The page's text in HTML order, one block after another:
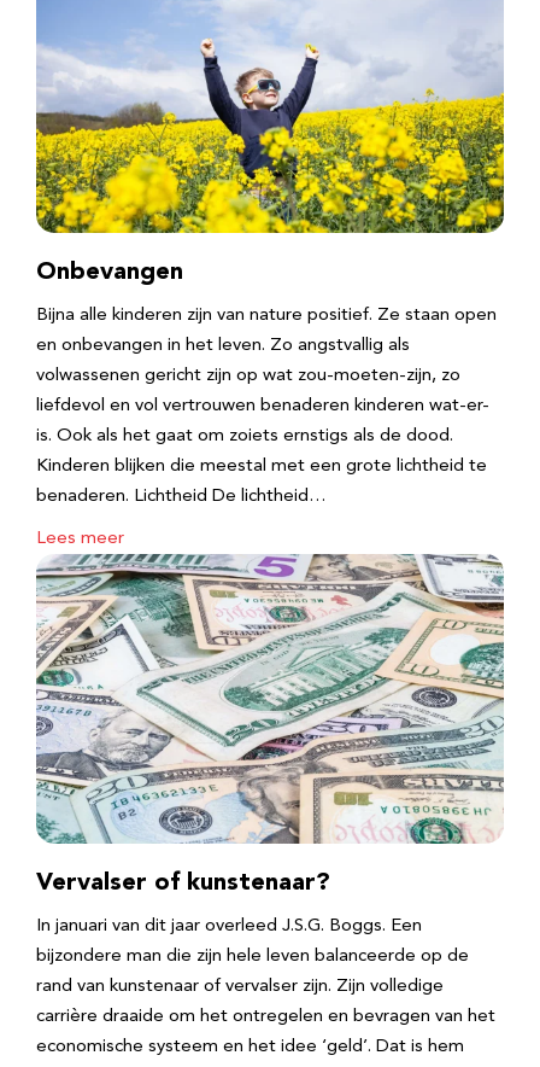
Onbevangen
Bijna alle kinderen zijn van nature positief. Ze staan open
en onbevangen in het leven. Zo angstvallig als
volwassenen gericht zijn op wat zou-moeten-zijn, zo
liefdevol en vol vertrouwen benaderen kinderen wat-er-
is. Ook als het gaat om zoiets ernstigs als de dood.
Kinderen blijken die meestal met een grote lichtheid te
benaderen. Lichtheid De lichtheid…
Lees meer
Vervalser of kunstenaar?
In januari van dit jaar overleed J.S.G. Boggs. Een
bijzondere man die zijn hele leven balanceerde op de
rand van kunstenaar of vervalser zijn. Zijn volledige
carrière draaide om het ontregelen en bevragen van het
economische systeem en het idee ‘geld’. Dat is hem